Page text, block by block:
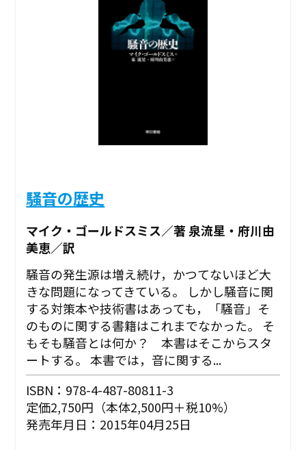
騒音の歴史
マイク・ゴールドスミス／著 泉流星・府川由
美恵／訳
騒音の発生源は増え続け，かつてないほど大
きな問題になってきている。 しかし騒音に関
する対策本や技術書はあっても，「騒音」そ
のものに関する書籍はこれまでなかった。 そ
もそも騒音とは何か？ 本書はそこからスタ
ートする。 本書では，音に関する...
ISBN：978-4-487-80811-3
定価2,750円（本体2,500円＋税10%）
発売年月日：2015年04月25日